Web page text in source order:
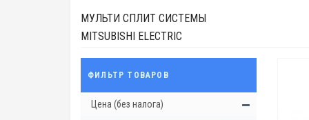
МУЛЬТИ СПЛИТ СИСТЕМЫ
MITSUBISHI ELECTRIC
ФИЛЬТР ТОВАРОВ
Цена (без налога)